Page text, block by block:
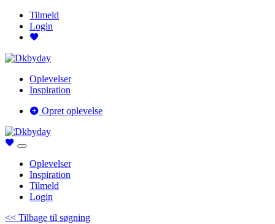
Tilmeld
Login
Oplevelser
Inspiration
Opret oplevelse
Oplevelser
Inspiration
Tilmeld
Login
<< Tilbage til søgning